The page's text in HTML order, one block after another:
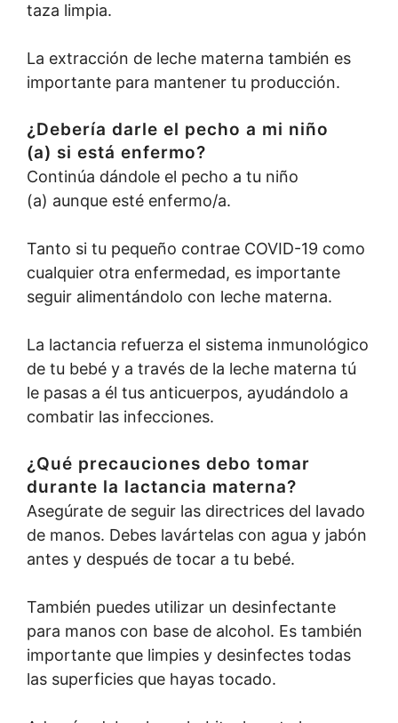
taza limpia.
La extracción de leche materna también es
importante para mantener tu producción.
¿Debería darle el pecho a mi niño
(a) si está enfermo?
Continúa dándole el pecho a tu niño
(a) aunque esté enfermo/a.
Tanto si tu pequeño contrae COVID-19 como
cualquier otra enfermedad, es importante
seguir alimentándolo con leche materna.
La lactancia refuerza el sistema inmunológico
de tu bebé y a través de la leche materna tú
le pasas a él tus anticuerpos, ayudándolo a
combatir las infecciones.
¿Qué precauciones debo tomar
durante la lactancia materna?
Asegúrate de seguir las directrices del lavado
de manos. Debes lavártelas con agua y jabón
antes y después de tocar a tu bebé.
También puedes utilizar un desinfectante
para manos con base de alcohol. Es también
importante que limpies y desinfectes todas
las superficies que hayas tocado.